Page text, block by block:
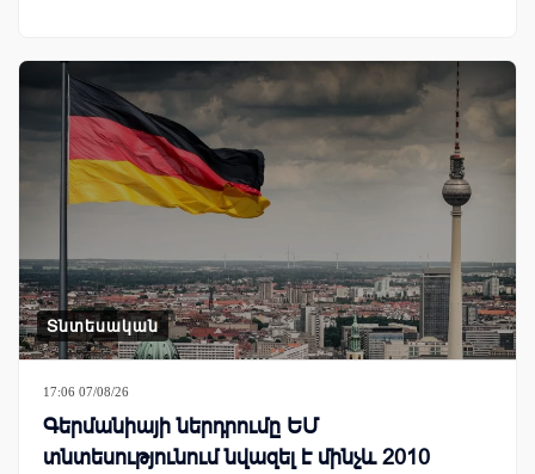
Տնտեսական
17:06 07/08/26
Գերմանիայի ներդրումը ԵՄ
տնտեսությունում նվազել է մինչև 2010